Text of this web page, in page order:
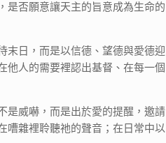
是否願意讓天主的旨意成為生命的
末日，而是以信德、望德與愛德迎
他人的需要裡認出基督、在每一個
是威嚇，而是出於愛的提醒，邀請
嘈雜裡聆聽祂的聲音；在日常中以